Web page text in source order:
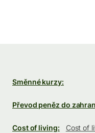
Směnné kurzy:
Převod peněz do
Cost of living:
Cost of